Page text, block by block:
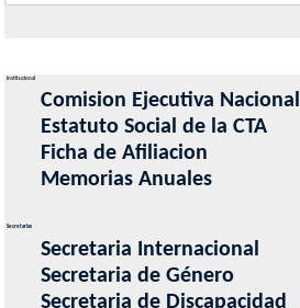
Institucional
Comision Ejecutiva Nacional
Estatuto Social de la CTA
Ficha de Afiliacion
Memorias Anuales
Secretarias
Secretaria Internacional
Secretaria de Género
Secretaria de Discapacidad